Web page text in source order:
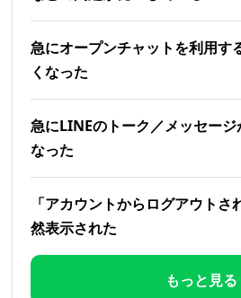
急にオープンチャットを利用す
くなった
急にLINEのトーク／メッセージ
なった
「アカウントからログアウトさ
然表示された
もっと見る